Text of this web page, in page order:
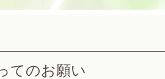
てのお願い